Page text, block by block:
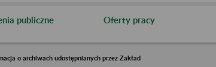
publiczne Oferty pracy
o archiwach udostępnianych przez Zakład